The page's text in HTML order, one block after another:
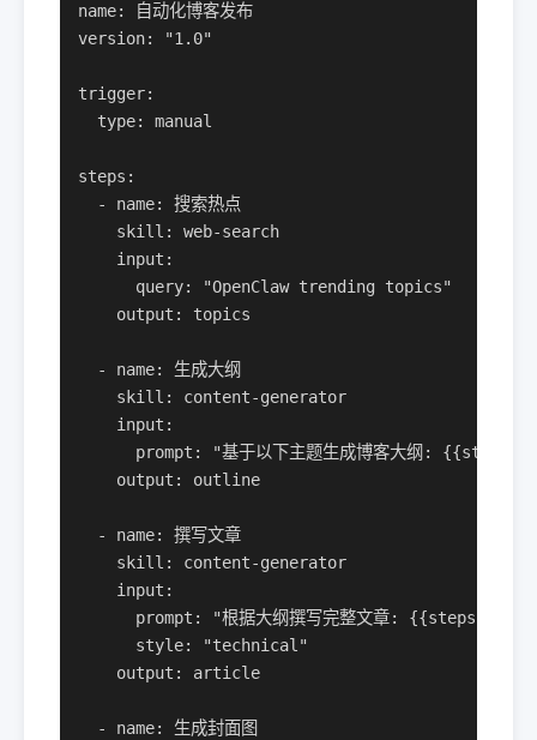
name: 自动化博客发布
version: "1.0"
trigger:
  type: manual
steps:
  - name: 搜索热点
    skill: web-search
    input:
      query: "OpenClaw trending topics"
    output: topics
  - name: 生成大纲
    skill: content-generator
    input:
prompt: "基于以下主题生成博客大纲: {{steps.
    output: outline
  - name: 撰写文章
    skill: content-generator
    input:
prompt: "根据大纲撰写完整文章: {{steps.生成
      style: "technical"
    output: article
  - name: 生成封面图